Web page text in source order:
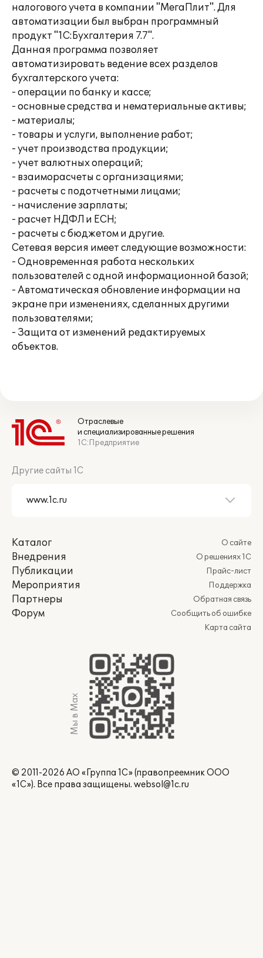
налогового учета в компании "МегаПлит". Для
автоматизации был выбран программный
продукт "1С:Бухгалтерия 7.7".
Данная программа позволяет
автоматизировать ведение всех разделов
бухгалтерского учета:
- операции по банку и кассе;
- основные средства и нематериальные активы;
- материалы;
- товары и услуги, выполнение работ;
- учет производства продукции;
- учет валютных операций;
- взаиморасчеты с организациями;
- расчеты с подотчетными лицами;
- начисление зарплаты;
- расчет НДФЛ и ЕСН;
- расчеты с бюджетом и другие.
Сетевая версия имеет следующие возможности:
- Одновременная работа нескольких
пользователей с одной информационной базой;
- Автоматическая обновление информации на
экране при изменениях, сделанных другими
пользователями;
- Защита от изменений редактируемых
объектов.
Отраслевые
и специализированные решения
1С:Предприятие
Другие сайты 1С
Каталог
Внедрения
Публикации
Мероприятия
Партнеры
Форум
О сайте
О решениях 1С
Прайс-лист
Поддержка
Обратная связь
Сообщить об ошибке
Карта сайта
Мы в Max
© 2011-2026 АО «Группа 1С» (правопреемник ООО
«1С»). Все права защищены. websol@1c.ru